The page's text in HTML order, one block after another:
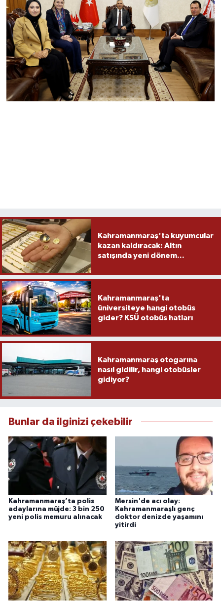
Kahramanmaraş'ta kuyumcular
kazan kaldıracak: Altın
satışında yeni dönem...
Kahramanmaraş'ta
üniversiteye hangi otobüs
gider? KSÜ otobüs hatları
Kahramanmaraş otogarına
nasıl gidilir, hangi otobüsler
gidiyor?
Bunlar da ilginizi çekebilir
Kahramanmaraş’ta polis
adaylarına müjde: 3 bin 250
yeni polis memuru alınacak
Mersin'de acı olay:
Kahramanmaraşlı genç
doktor denizde yaşamını
yitirdi